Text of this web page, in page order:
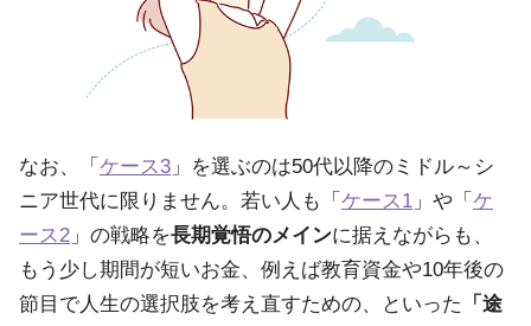
なお、「 ケース3 」を選ぶのは50代以降のミドル～シ
ニア世代に限りません。若い人も「 ケース1 」や「 ケ
ース2 」の戦略を長期覚悟のメインに据えながらも、
もう少し期間が短いお金、例えば教育資金や10年後の
節目で人生の選択肢を考え直すための、といった
「途